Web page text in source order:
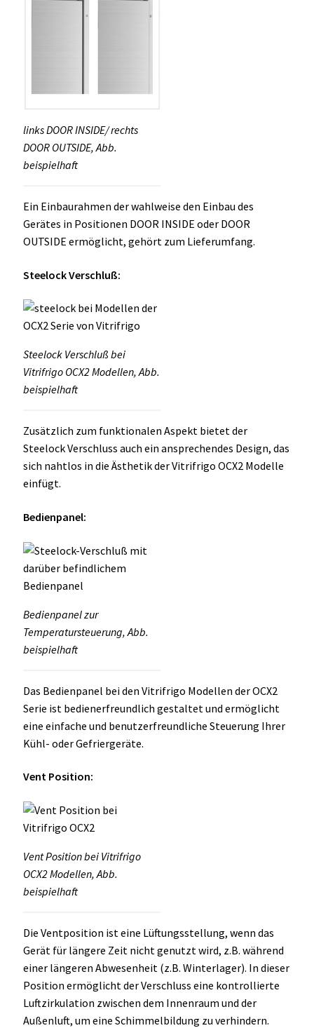
links DOOR INSIDE/ rechts
DOOR OUTSIDE, Abb.
beispielhaft
Ein Einbaurahmen der wahlweise den Einbau des
Gerätes in Positionen DOOR INSIDE oder DOOR
OUTSIDE ermöglicht, gehört zum Lieferumfang.
Steelock Verschluß:
Steelock Verschluß bei
Vitrifrigo OCX2 Modellen, Abb.
beispielhaft
Zusätzlich zum funktionalen Aspekt bietet der
Steelock Verschluss auch ein ansprechendes Design, das
sich nahtlos in die Ästhetik der Vitrifrigo OCX2 Modelle
einfügt.
Bedienpanel:
Bedienpanel zur
Temperatursteuerung, Abb.
beispielhaft
Das Bedienpanel bei den Vitrifrigo Modellen der OCX2
Serie ist bedienerfreundlich gestaltet und ermöglicht
eine einfache und benutzerfreundliche Steuerung Ihrer
Kühl- oder Gefriergeräte.
Vent Position:
Vent Position bei Vitrifrigo
OCX2 Modellen, Abb.
beispielhaft
Die Ventposition ist eine Lüftungsstellung, wenn das
Gerät für längere Zeit nicht genutzt wird, z.B. während
einer längeren Abwesenheit (z.B. Winterlager). In dieser
Position ermöglicht der Verschluss eine kontrollierte
Luftzirkulation zwischen dem Innenraum und der
Außenluft, um eine Schimmelbildung zu verhindern.